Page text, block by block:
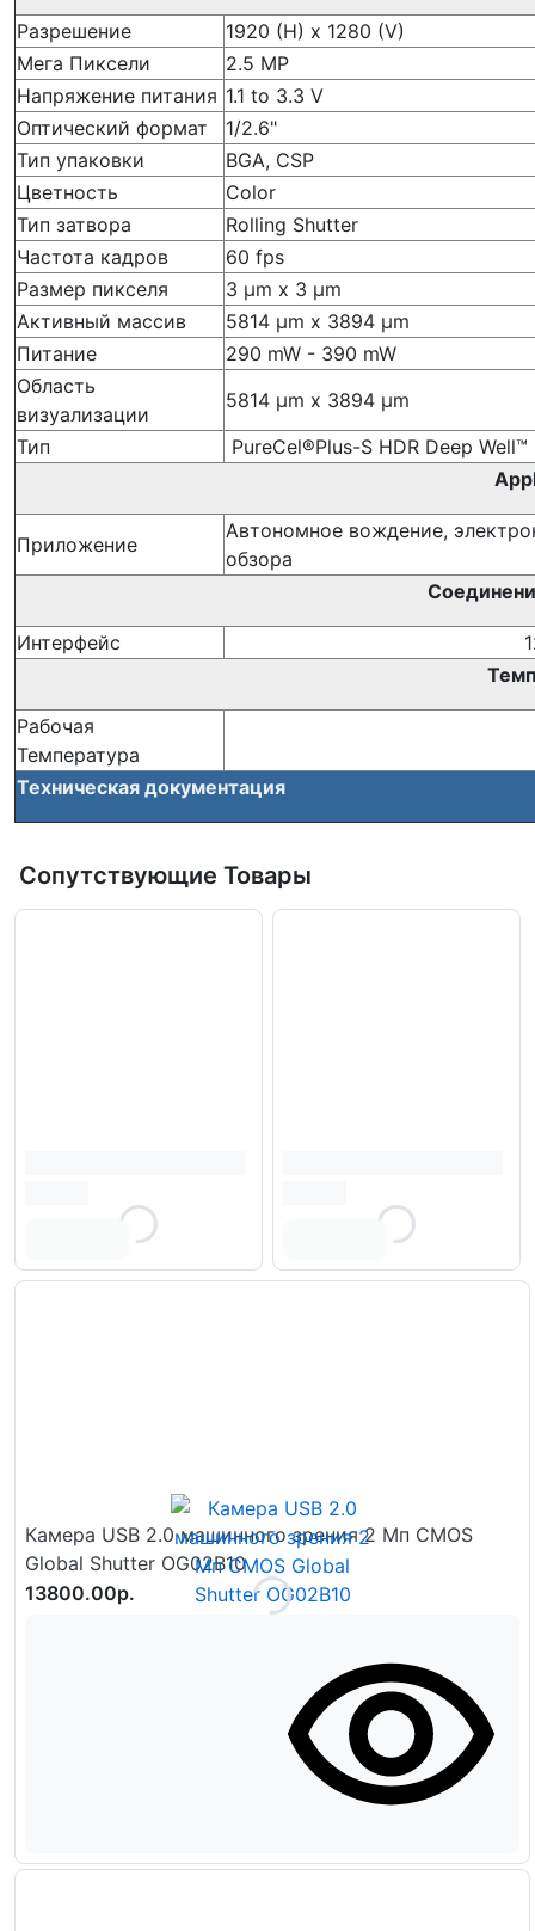
Разрешение
1920 (H) x 1280 (V)
Мега Пиксели
2.5 MP
Напряжение питания 1.1 to 3.3 V
Оптический формат
1/2.6"
Тип упаковки
BGA, CSP
Цветность
Color
Тип затвора
Rolling Shutter
Частота кадров
60 fps
Размер пикселя
3 µm x 3 µm
Активный массив
5814 µm x 3894 µm
Питание
290 mW - 390 mW
Область
визуализации
5814 µm x 3894 µm
Тип
PureCel®Plus-S HDR Deep Well™
Приложение
Автономное вождение,
обзора
Интерфейс
Рабочая
Температура
Техническая документация
Сопутствующие Товары
Камера USB 2.0 машинного зрения 2 Мп CMOS
Global Shutter OG02B10
13800.00р.